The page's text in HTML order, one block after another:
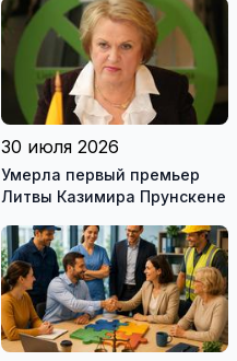
30 июля 2026
Умерла первый премьер
Литвы Казимира Прунскене